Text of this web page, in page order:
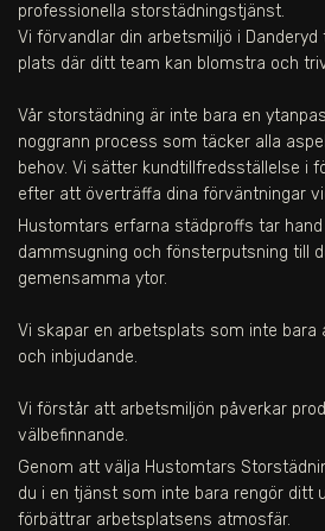
professionella storstädningstjänst.
Vi förvandlar din arbetsmiljö i
plats där ditt team kan blomstra och
Vår storstädning är inte bara en
noggrann process som täcker alla
behov. Vi sätter kundtillfredsställelse i
efter att överträffa dina förväntningar
Hustomtars erfarna städproffs tar
dammsugning och fönsterputsning till
gemensamma ytor.
Vi skapar en arbetsplats som inte bara
och inbjudande.
Vi förstår att arbetsmiljön påverkar
välbefinnande.
Genom att välja Hustomtars
du i en tjänst som inte bara rengör ditt
förbättrar arbetsplatsens atmosfär.